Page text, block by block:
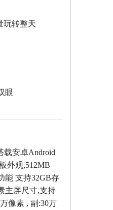
玩转整天
眼
载安卓Android
外观,512MB
能 支持32GB存
主屏尺寸,支持
像素 , 副:30万